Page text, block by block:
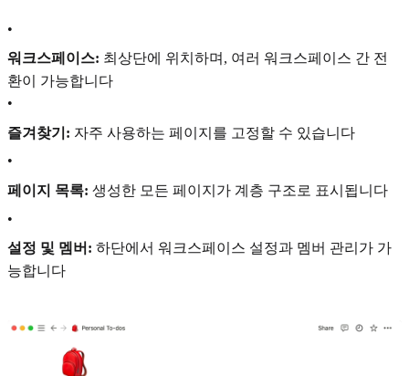
•
워크스페이스: 최상단에 위치하며, 여러 워크스페이스 간 전
환이 가능합니다
•
즐겨찾기: 자주 사용하는 페이지를 고정할 수 있습니다
•
페이지 목록: 생성한 모든 페이지가 계층 구조로 표시됩니다
•
설정 및 멤버: 하단에서 워크스페이스 설정과 멤버 관리가 가
능합니다